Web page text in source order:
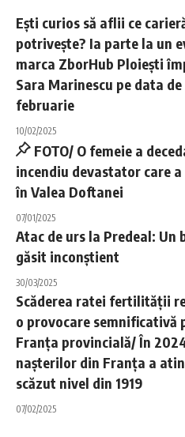
Ești curios să aflii ce
potrivește? Ia parte la un
marca ZborHub Ploiești
Sara Marinescu pe data de
februarie
10/02/2025
FOTO/ O femeie a
incendiu devastator care
în Valea Doftanei
07/01/2025
Atac de urs la Predeal: Un
găsit inconștient
30/03/2025
Scăderea ratei fertilităţii
o provocare semnificativă
Franţa provincială/ În
nașterilor din Franța a
scăzut nivel din 1919
07/02/2025